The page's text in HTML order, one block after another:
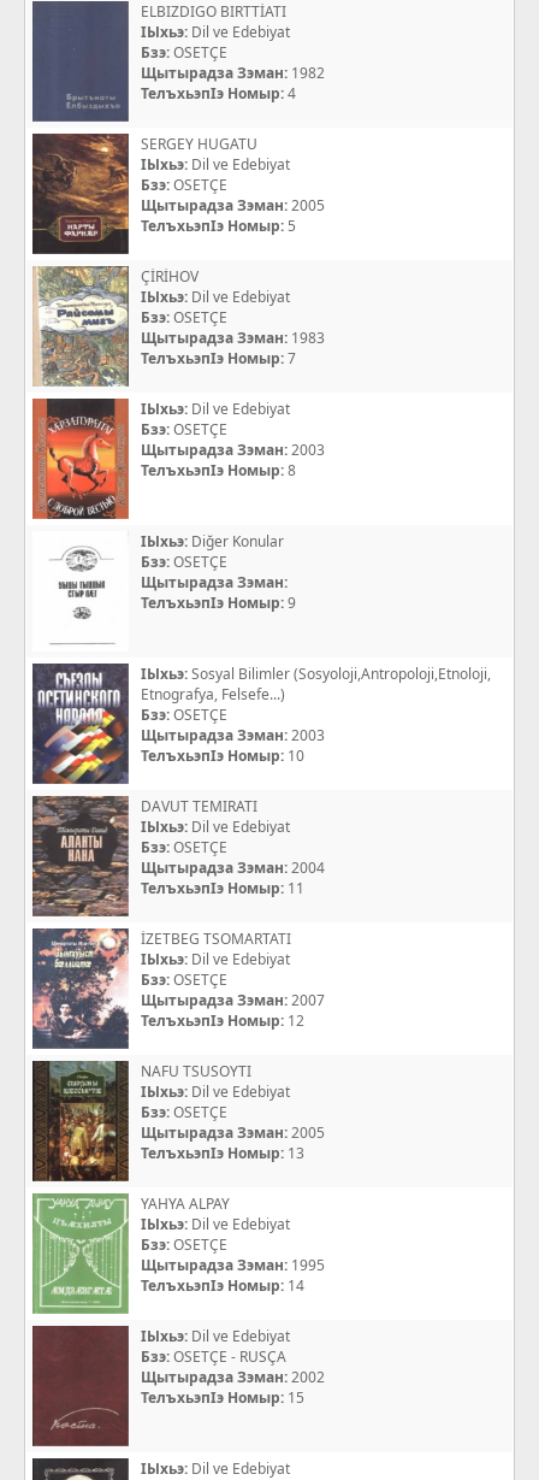
ELBIZDIGO BIRTTİATI
IЫхьэ: Dil ve Edebiyat
Бзэ:OSETÇE
Щытырадза Зэман: 1982
ТелъхьэпIэ Номыр:4
SERGEY HUGATU
IЫхьэ: Dil ve Edebiyat
Бзэ:OSETÇE
Щытырадза Зэман:2005
ТелъхьэпIэ Номыр: 5
ÇİRİHOV
IЫхьэ: Dil ve Edebiyat
Бзэ:OSETÇE
Щытырадза Зэман: 1983
ТелъхьэпIэ Номыр:7
IЫхьэ: Dil ve Edebiyat
Бзэ:OSETÇE
Щытырадза Зэман:2003
ТелъхьэпIэ Номыр:8
IЫхьэ: Diğer Konular
Бзэ:OSETÇE
Щытырадза Зэман:
ТелъхьэпIэ Номыр:9
IЫхьэ:Sosyal Bilimler (Sosyoloji,Antropoloji,Etnoloji,
Etnografya, Felsefe...)
Бзэ:OSETÇE
Щытырадза Зэман:2003
ТелъхьэпIэ Номыр: 10
DAVUT TEMIRATI
IЫхьэ: Dil ve Edebiyat
Бзэ:OSETÇE
Щытырадза Зэман:2004
ТелъхьэпIэ Номыр: 11
İZETBEG TSOMARTATI
IЫхьэ: Dil ve Edebiyat
Бзэ:OSETÇE
Щытырадза Зэман:2007
ТелъхьэпIэ Номыр: 12
NAFU TSUSOYTI
IЫхьэ: Dil ve Edebiyat
Бзэ:OSETÇE
Щытырадза Зэман:2005
ТелъхьэпIэ Номыр: 13
YAHYA ALPAY
IЫхьэ: Dil ve Edebiyat
Бзэ:OSETÇE
Щытырадза Зэман: 1995
ТелъхьэпIэ Номыр: 14
IЫхьэ: Dil ve Edebiyat
Бзэ:OSETÇE - RUSÇA
Щытырадза Зэман:2002
ТелъхьэпIэ Номыр: 15
IЫхьэ: Dil ve Edebiyat